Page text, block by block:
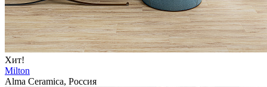
Хит!
Milton
Alma Ceramica, Россия